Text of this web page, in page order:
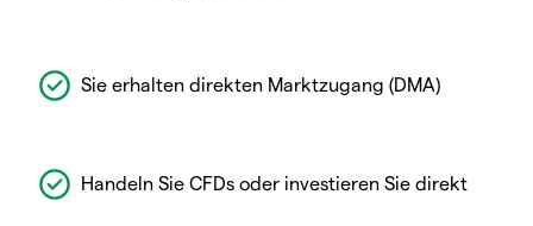
Sie erhalten direkten Marktzugang (DMA)
Handeln Sie CFDs oder investieren Sie direkt